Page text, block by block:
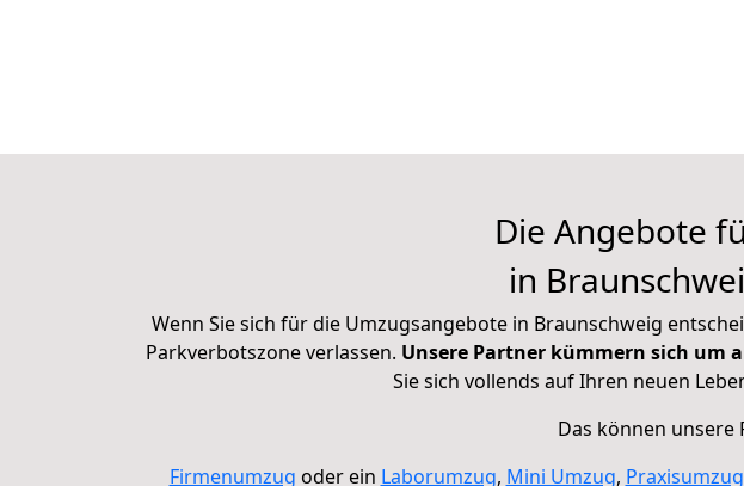
Die Angebote
in
Wenn Sie sich für die Umzugsangebote in Braunschweig
Parkverbotszone verlassen. Unsere Partner kümmern sich um
Sie sich vollends auf Ihren neuen
Das können unsere
Firmenumzug oder ein Laborumzug, Mini Umzug, Praxisumzug